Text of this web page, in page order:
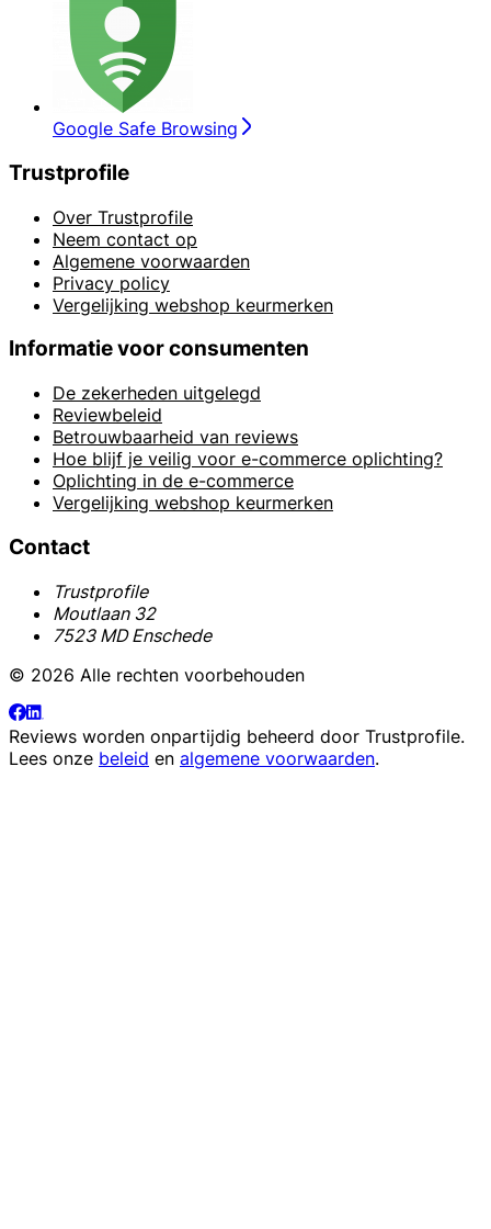
Google Safe Browsing
Trustprofile
Over Trustprofile
Neem contact op
Algemene voorwaarden
Privacy policy
Vergelijking webshop keurmerken
Informatie voor consumenten
De zekerheden uitgelegd
Reviewbeleid
Betrouwbaarheid van reviews
Hoe blijf je veilig voor e-commerce oplichting?
Oplichting in de e-commerce
Vergelijking webshop keurmerken
Contact
Trustprofile
Moutlaan 32
7523 MD Enschede
© 2026 Alle rechten voorbehouden
Reviews worden onpartijdig beheerd door Trustprofile.
Lees onze beleid en algemene voorwaarden.